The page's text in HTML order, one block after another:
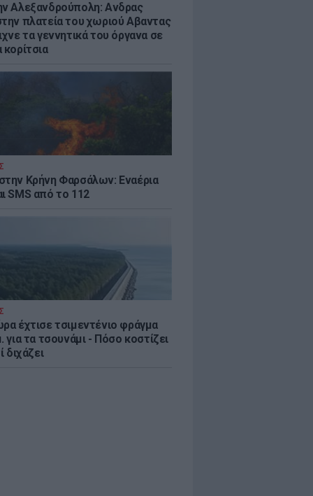
Αλεξανδρούπολη: Ανδρας
πλατεία του χωριού Αβαντας
τα γεννητικά του όργανα σε
κορίτσια
Κρήνη Φαρσάλων: Εναέρια
SMS από το 112
έχτισε τσιμεντένιο φράγμα
για τα τσουνάμι - Πόσο κοστίζει
διχάζει